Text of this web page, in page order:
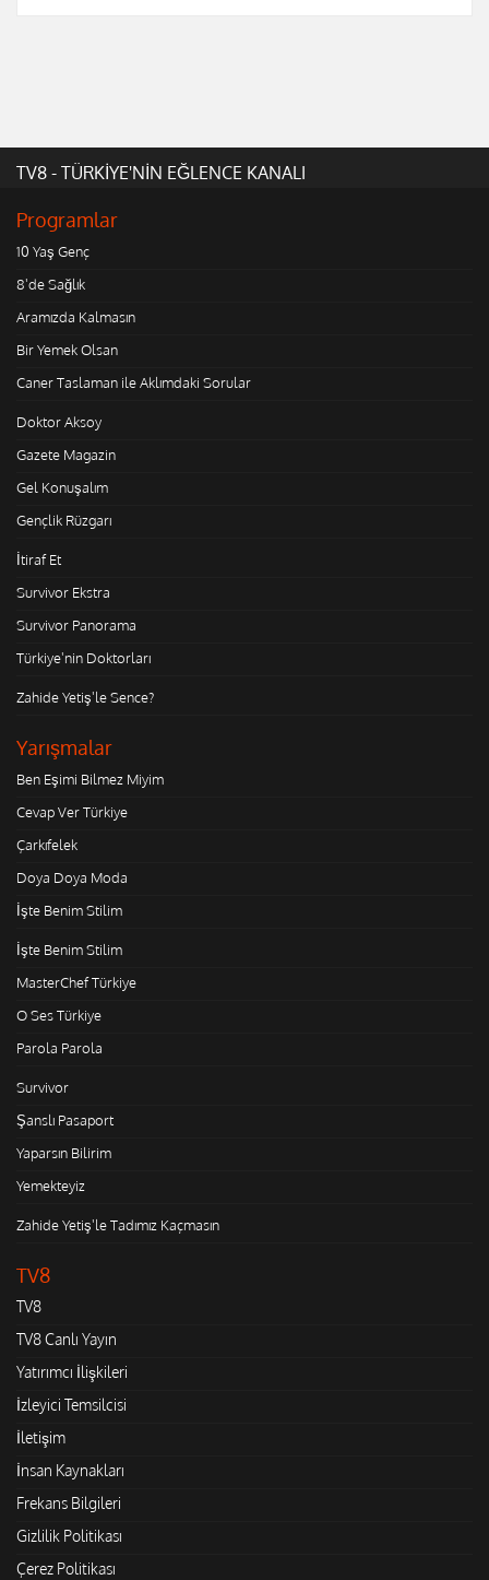
TV8 - TÜRKİYE'NİN EĞLENCE KANALI
Programlar
10 Yaş Genç
8'de Sağlık
Aramızda Kalmasın
Bir Yemek Olsan
Caner Taslaman ile Aklımdaki Sorular
Doktor Aksoy
Gazete Magazin
Gel Konuşalım
Gençlik Rüzgarı
İtiraf Et
Survivor Ekstra
Survivor Panorama
Türkiye'nin Doktorları
Zahide Yetiş'le Sence?
Yarışmalar
Ben Eşimi Bilmez Miyim
Cevap Ver Türkiye
Çarkıfelek
Doya Doya Moda
İşte Benim Stilim
İşte Benim Stilim
MasterChef Türkiye
O Ses Türkiye
Parola Parola
Survivor
Şanslı Pasaport
Yaparsın Bilirim
Yemekteyiz
Zahide Yetiş'le Tadımız Kaçmasın
TV8
TV8
TV8 Canlı Yayın
Yatırımcı İlişkileri
İzleyici Temsilcisi
İletişim
İnsan Kaynakları
Frekans Bilgileri
Gizlilik Politikası
Çerez Politikası